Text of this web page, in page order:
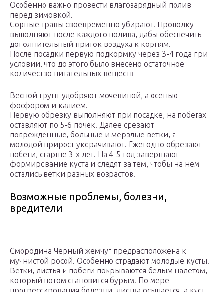
Особенно важно провести влагозарядный полив
перед зимовкой.
Сорные травы своевременно убирают. Прополку
выполняют после каждого полива, дабы обеспечить
дополнительный приток воздуха к корням.
После посадки первую подкормку через 3-4 года при
условии, что до этого было внесено остаточное
количество питательных веществ
Весной грунт удобряют мочевиной, а осенью —
фосфором и калием.
Первую обрезку выполняют при посадке, на побегах
оставляют по 5-6 почек. Далее срезают
поврежденные, больные и мерзлые ветки, а
молодой прирост укорачивают. Ежегодно обрезают
побеги, старше 3-х лет. На 4-5 год завершают
формирование куста и следят за тем, чтобы на нем
остались ветки разных возрастов.
Возможные проблемы, болезни,
вредители
Смородина Черный жемчуг предрасположена к
мучнистой росой. Особенно страдают молодые кусты.
Ветки, листья и побеги покрываются белым налетом,
который потом становится бурым. По мере
прогрессирования болезни, листва осыпается, а куст